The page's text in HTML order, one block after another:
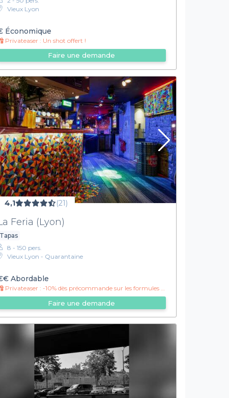
Vieux Lyon
Économique
Privateaser : Un shot offert !
Faire une demande
4,1 (21)
Feria (Lyon)
Tapas
8 - 150 pers.
Vieux Lyon - Quarantaine
Abordable
Privateaser : -10% dès précommande sur les formules et les boissons !
Faire une demande